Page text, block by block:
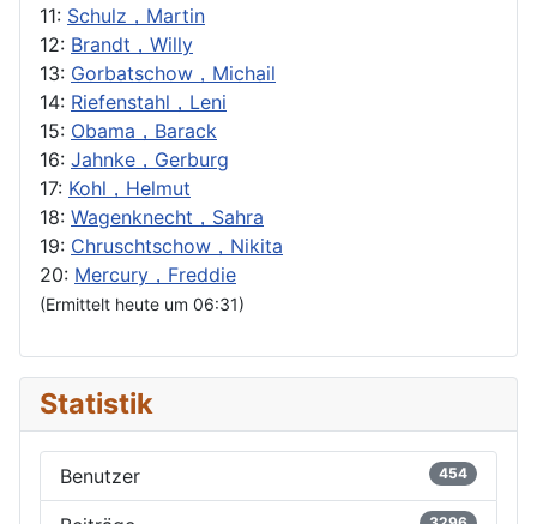
11: Schulz，Martin
12: Brandt，Willy
13: Gorbatschow，Michail
14: Riefenstahl，Leni
15: Obama，Barack
16: Jahnke，Gerburg
17: Kohl，Helmut
18: Wagenknecht，Sahra
19: Chruschtschow，Nikita
20: Mercury，Freddie
(Ermittelt heute um 06:31)
Statistik
Benutzer 454